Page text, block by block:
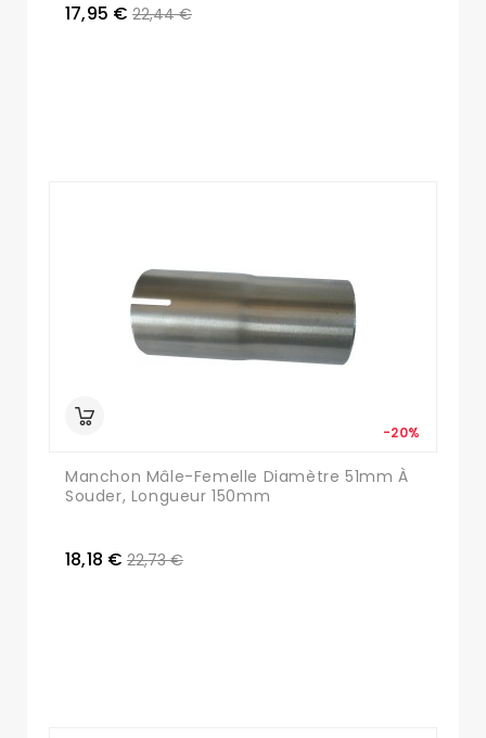
17,95 € 22,44 €
Manchon Mâle-Femelle Diamètre 51mm À
Souder, Longueur 150mm
18,18 €
-20%
22,73 €